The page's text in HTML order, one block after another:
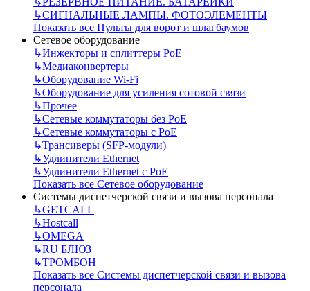
↳СИГНАЛЬНЫЕ ЛАМПЫ. ФОТОЭЛЕМЕНТЫ
Показать все Пульты для ворот и шлагбаумов
Сетевое оборудование
↳Инжекторы и сплиттеры РоЕ
↳Медиаконвертеры
↳Оборудование Wi-Fi
↳Оборудование для усиления сотовой связи
↳Прочее
↳Сетевые коммутаторы без РоЕ
↳Сетевые коммутаторы с РоЕ
↳Трансиверы (SFP-модули)
↳Удлинители Ethernet
↳Удлинители Ethernet с PoE
Показать все Сетевое оборудование
Системы диспетчерской связи и вызова персонала
↳GETCALL
↳Hostcall
↳OMEGA
↳RU БЛЮЗ
↳ТРОМБОН
Показать все Системы диспетчерской связи и вызова
персонала